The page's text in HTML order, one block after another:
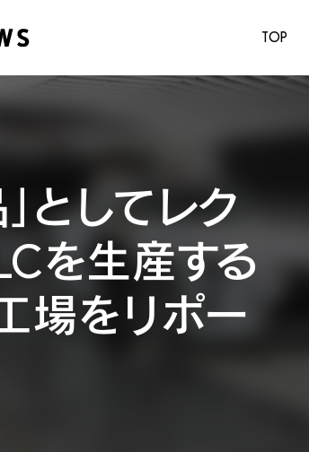
TOP
」としてレク
を生産する
場をリポー